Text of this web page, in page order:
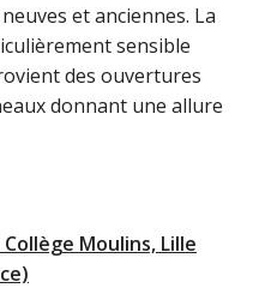
et anciennes. La
sensible
des ouvertures
donnant une allure
Moulins, Lille